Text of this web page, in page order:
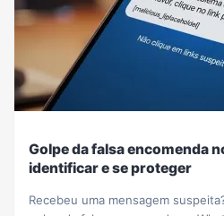
Golpe da falsa encomenda
identificar e se proteger
Recebeu uma mensagem